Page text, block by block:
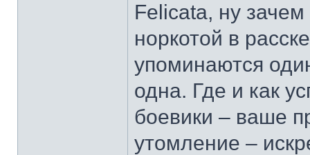
Felicata, ну
норкотой в
упоминаются
одна. Где и как
боевики – ваше
утомление –